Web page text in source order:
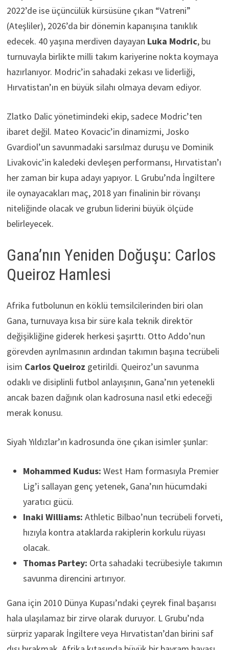
2022’de ise üçüncülük kürsüsüne çıkan “Vatreni”
(Ateşliler), 2026’da bir dönemin kapanışına tanıklık
edecek. 40 yaşına merdiven dayayan Luka Modric, bu
turnuvayla birlikte milli takım kariyerine nokta koymaya
hazırlanıyor. Modric’in sahadaki zekası ve liderliği,
Hırvatistan’ın en büyük silahı olmaya devam ediyor.
Zlatko Dalic yönetimindeki ekip, sadece Modric’ten
ibaret değil. Mateo Kovacic’in dinamizmi, Josko
Gvardiol’un savunmadaki sarsılmaz duruşu ve Dominik
Livakovic’in kaledeki devleşen performansı, Hırvatistan’ı
her zaman bir kupa adayı yapıyor. L Grubu’nda İngiltere
ile oynayacakları maç, 2018 yarı finalinin bir rövanşı
niteliğinde olacak ve grubun liderini büyük ölçüde
belirleyecek.
Gana’nın Yeniden Doğuşu: Carlos
Queiroz Hamlesi
Afrika futbolunun en köklü temsilcilerinden biri olan
Gana, turnuvaya kısa bir süre kala teknik direktör
değişikliğine giderek herkesi şaşırttı. Otto Addo’nun
görevden ayrılmasının ardından takımın başına tecrübeli
isim Carlos Queiroz getirildi. Queiroz’un savunma
odaklı ve disiplinli futbol anlayışının, Gana’nın yetenekli
ancak bazen dağınık olan kadrosuna nasıl etki edeceği
merak konusu.
Siyah Yıldızlar’ın kadrosunda öne çıkan isimler şunlar:
Mohammed Kudus: West Ham formasıyla Premier
Lig’i sallayan genç yetenek, Gana’nın hücumdaki
yaratıcı gücü.
Inaki Williams: Athletic Bilbao’nun tecrübeli forveti,
hızıyla kontra ataklarda rakiplerin korkulu rüyası
olacak.
Thomas Partey: Orta sahadaki tecrübesiyle takımın
savunma direncini artırıyor.
Gana için 2010 Dünya Kupası’ndaki çeyrek final başarısı
hala ulaşılamaz bir zirve olarak duruyor. L Grubu’nda
sürpriz yaparak İngiltere veya Hırvatistan’dan birini saf